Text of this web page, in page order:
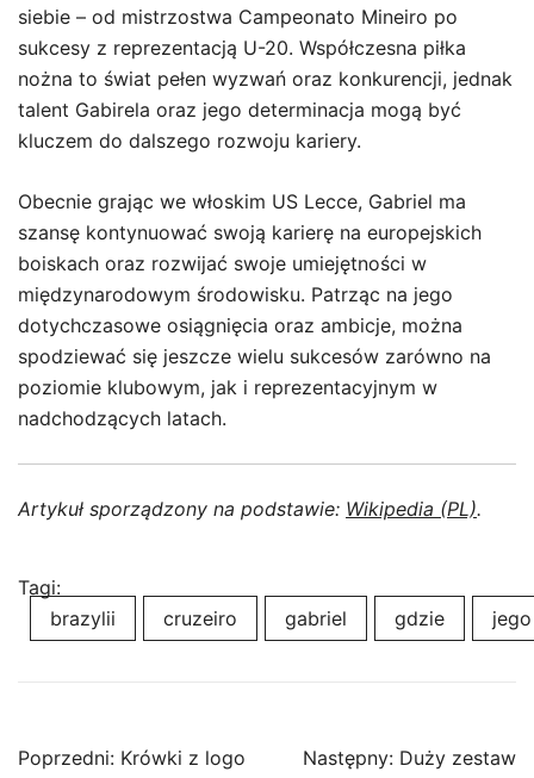
siebie – od mistrzostwa Campeonato Mineiro po
sukcesy z reprezentacją U-20. Współczesna piłka
nożna to świat pełen wyzwań oraz konkurencji, jednak
talent Gabirela oraz jego determinacja mogą być
kluczem do dalszego rozwoju kariery.
Obecnie grając we włoskim US Lecce, Gabriel ma
szansę kontynuować swoją karierę na europejskich
boiskach oraz rozwijać swoje umiejętności w
międzynarodowym środowisku. Patrząc na jego
dotychczasowe osiągnięcia oraz ambicje, można
spodziewać się jeszcze wielu sukcesów zarówno na
poziomie klubowym, jak i reprezentacyjnym w
nadchodzących latach.
Artykuł sporządzony na podstawie: Wikipedia (PL).
Tagi:
brazylii
cruzeiro gabriel gdzie jego
Nawigacja
Poprzedni: Krówki z logo
Następny: Duży zestaw